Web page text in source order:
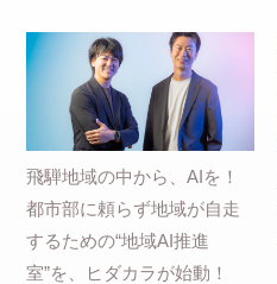
飛騨地域の中から、AIを！
都市部に頼らず地域が自走
するための“地域AI推進
室”を、ヒダカラが始動！